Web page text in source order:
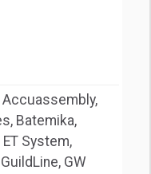
Batemika,
System,
GW